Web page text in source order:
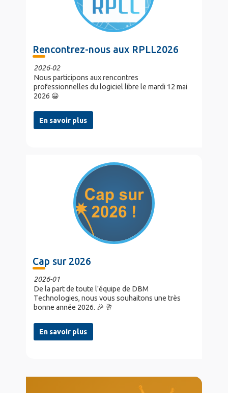
Rencontrez-nous aux RPLL2026
2026-02
Nous participons aux rencontres
professionnelles du logiciel libre le mardi 12 mai
2026 😀
En savoir plus
Cap sur 2026
2026-01
De la part de toute l'équipe de DBM
Technologies, nous vous souhaitons une très
bonne année 2026. 🎉 🥂
En savoir plus